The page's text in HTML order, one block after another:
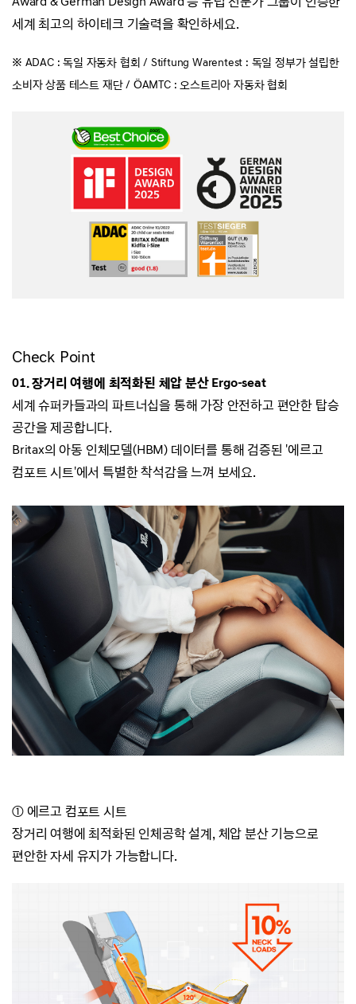
세계 최고의 하이테크 기술력을 확인하세요.
※ ADAC : 독일 자동차 협회 / Stiftung Warentest : 독일 정부가 설립한
소비자 상품 테스트 재단 / ÖAMTC : 오스트리아 자동차 협회
Check Point
01. 장거리 여행에 최적화된 체압 분산 Ergo-seat
세계 슈퍼카들과의 파트너십을 통해 가장 안전하고 편안한 탑승
공간을 제공합니다.
Britax의 아동 인체모델(HBM) 데이터를 통해 검증된 '에르고
컴포트 시트'에서 특별한 착석감을 느껴 보세요.
① 에르고 컴포트 시트
장거리 여행에 최적화된 인체공학 설계, 체압 분산 기능으로
편안한 자세 유지가 가능합니다.